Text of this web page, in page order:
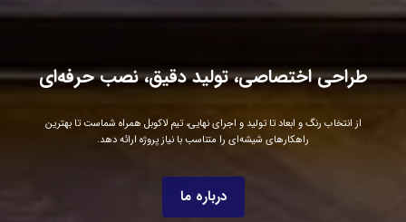
طراحی اختصاصی، تولید دقیق، نصب حرفه‌ای
از انتخاب رنگ و ابعاد تا تولید و اجرای نهایی، تیم لاکوبل همراه شماست تا بهترین
راهکارهای شیشه‌ای را متناسب با نیاز پروژه ارائه دهد.
درباره ما